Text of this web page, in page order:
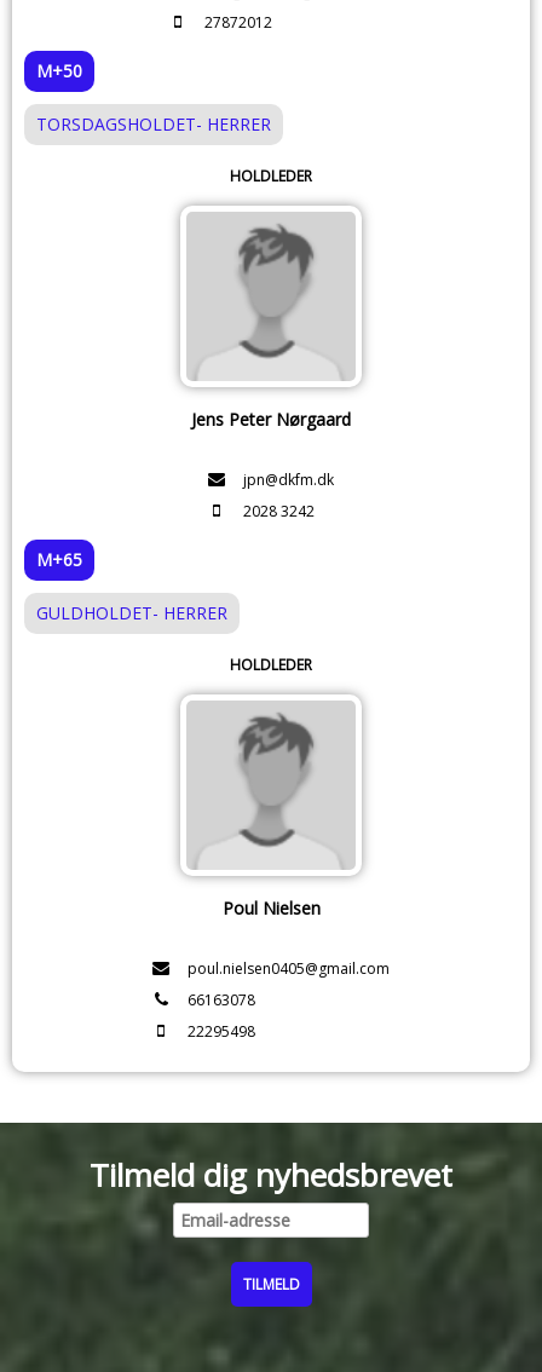
27872012
M+50
TORSDAGSHOLDET- HERRER
HOLDLEDER
Jens Peter Nørgaard
jpn@dkfm.dk
2028 3242
M+65
GULDHOLDET- HERRER
HOLDLEDER
Poul Nielsen
poul.nielsen0405@gmail.com
66163078
22295498
Tilmeld dig nyhedsbrevet